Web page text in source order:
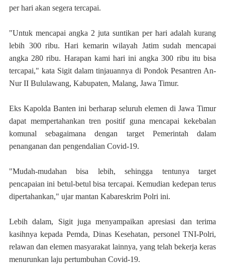
per hari akan segera tercapai.
"Untuk mencapai angka 2 juta suntikan per hari adalah kurang
lebih 300 ribu. Hari kemarin wilayah Jatim sudah mencapai
angka 280 ribu. Harapan kami hari ini angka 300 ribu itu bisa
tercapai," kata Sigit dalam tinjauannya di Pondok Pesantren An-
Nur II Bululawang, Kabupaten, Malang, Jawa Timur.
Eks Kapolda Banten ini berharap seluruh elemen di Jawa Timur
dapat mempertahankan tren positif guna mencapai kekebalan
komunal sebagaimana dengan target Pemerintah dalam
penanganan dan pengendalian Covid-19.
"Mudah-mudahan bisa lebih, sehingga tentunya target
pencapaian ini betul-betul bisa tercapai. Kemudian kedepan terus
dipertahankan," ujar mantan Kabareskrim Polri ini.
Lebih dalam, Sigit juga menyampaikan apresiasi dan terima
kasihnya kepada Pemda, Dinas Kesehatan, personel TNI-Polri,
relawan dan elemen masyarakat lainnya, yang telah bekerja keras
menurunkan laju pertumbuhan Covid-19.